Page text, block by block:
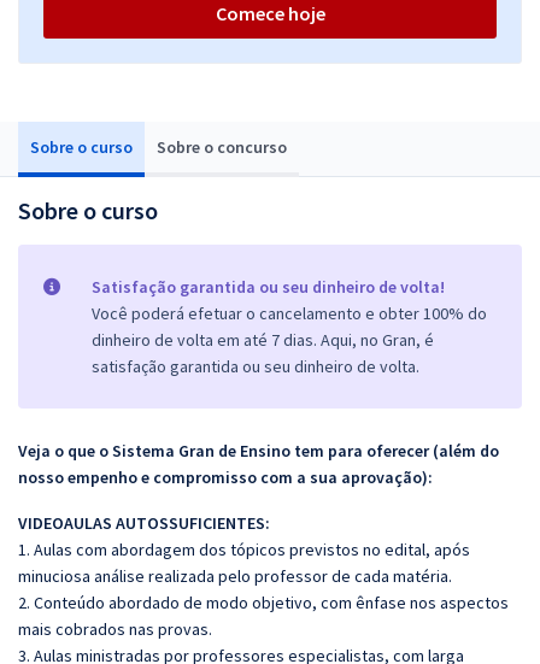
Sobre o curso Sobre o concurso
Sobre o curso
Satisfação garantida ou seu dinheiro de volta!
Você poderá efetuar o cancelamento e obter 100% do
dinheiro de volta em até 7 dias. Aqui, no Gran, é
satisfação garantida ou seu dinheiro de volta.
Veja o que o Sistema Gran de Ensino tem para oferecer (além do
nosso empenho e compromisso com a sua aprovação):
VIDEOAULAS AUTOSSUFICIENTES:
1. Aulas com abordagem dos tópicos previstos no edital, após
minuciosa análise realizada pelo professor de cada matéria.
2. Conteúdo abordado de modo objetivo, com ênfase nos aspectos
mais cobrados nas provas.
3. Aulas ministradas por professores especialistas, com larga
Comece hoje